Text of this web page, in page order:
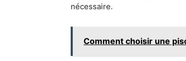
nécessaire.
Comment choisir une